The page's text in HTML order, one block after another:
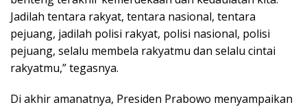
Jadilah tentara rakyat, tentara nasional, tentara
pejuang, jadilah polisi rakyat, polisi nasional, polisi
pejuang, selalu membela rakyatmu dan selalu cintai
rakyatmu,” tegasnya.
Di akhir amanatnya, Presiden Prabowo menyampaikan